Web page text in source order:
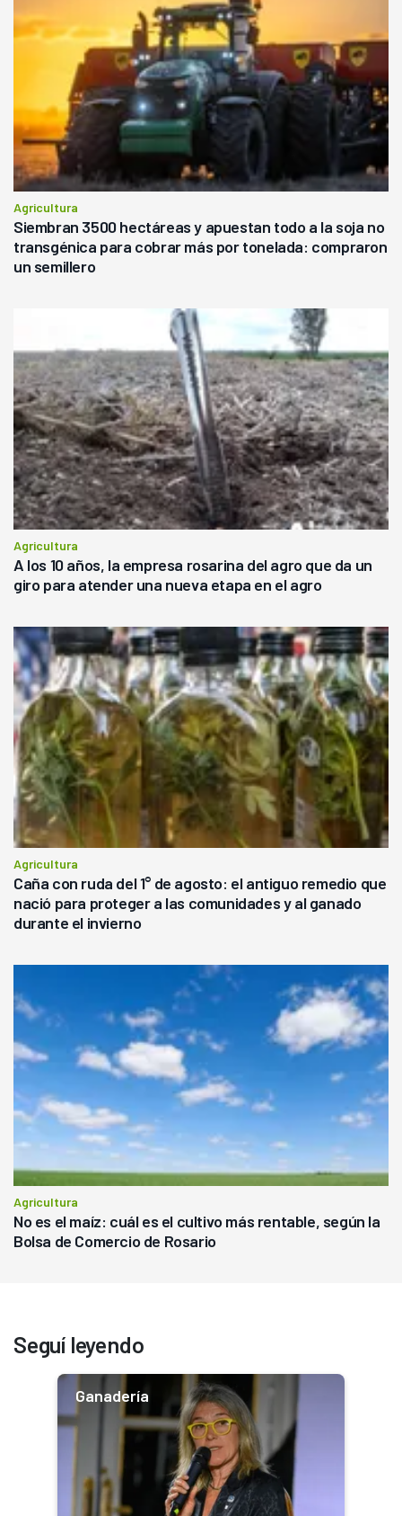
Agricultura
Siembran 3500 hectáreas y apuestan todo a la soja no
transgénica para cobrar más por tonelada: compraron
un semillero
Agricultura
A los 10 años, la empresa rosarina del agro que da un
giro para atender una nueva etapa en el agro
Agricultura
Caña con ruda del 1° de agosto: el antiguo remedio que
nació para proteger a las comunidades y al ganado
durante el invierno
Agricultura
No es el maíz: cuál es el cultivo más rentable, según la
Bolsa de Comercio de Rosario
Seguí leyendo
Ganadería